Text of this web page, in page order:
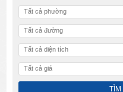
Tất cả phường
Tất cả đường
Tất cả diện tích
Tất cả giá